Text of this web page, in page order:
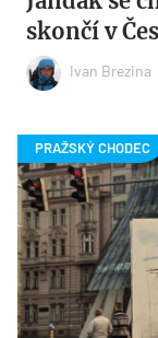
skončí v
Ivan Brezina